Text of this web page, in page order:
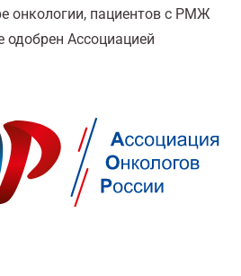
онкологии, пациентов с РМЖ
одобрен Ассоциацией